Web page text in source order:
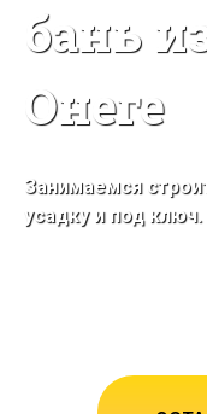
бань
Онеге
Занимаемся
усадку и под